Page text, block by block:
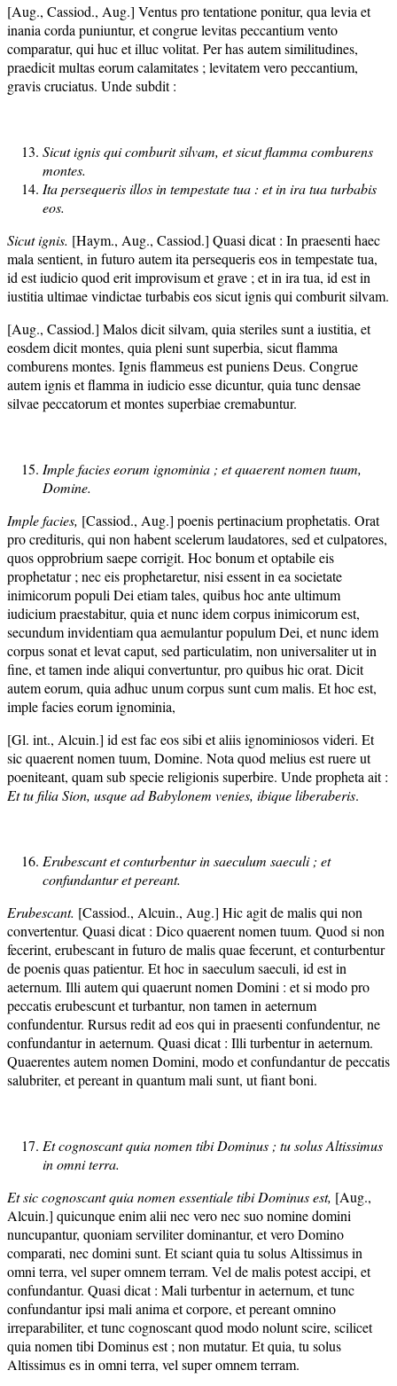
[Aug., Cassiod., Aug.] Ventus pro tentatione ponitur, qua levia et
inania corda puniuntur, et congrue levitas peccantium vento
comparatur, qui huc et illuc volitat. Per has autem similitudines,
praedicit multas eorum calamitates ; levitatem vero peccantium,
gravis cruciatus. Unde subdit :
Sicut ignis qui comburit silvam, et sicut flamma comburens
montes.
Ita persequeris illos in tempestate tua : et in ira tua turbabis
eos.
Sicut ignis. [Haym., Aug., Cassiod.] Quasi dicat : In praesenti haec
mala sentient, in futuro autem ita persequeris eos in tempestate tua,
id est iudicio quod erit improvisum et grave ; et in ira tua, id est in
iustitia ultimae vindictae turbabis eos sicut ignis qui comburit silvam.
[Aug., Cassiod.] Malos dicit silvam, quia steriles sunt a iustitia, et
eosdem dicit montes, quia pleni sunt superbia, sicut flamma
comburens montes. Ignis flammeus est puniens Deus. Congrue
autem ignis et flamma in iudicio esse dicuntur, quia tunc densae
silvae peccatorum et montes superbiae cremabuntur.
Imple facies eorum ignominia ; et quaerent nomen tuum,
Domine.
Imple facies, [Cassiod., Aug.] poenis pertinacium prophetatis. Orat
pro credituris, qui non habent scelerum laudatores, sed et culpatores,
quos opprobrium saepe corrigit. Hoc bonum et optabile eis
prophetatur ; nec eis prophetaretur, nisi essent in ea societate
inimicorum populi Dei etiam tales, quibus hoc ante ultimum
iudicium praestabitur, quia et nunc idem corpus inimicorum est,
secundum invidentiam qua aemulantur populum Dei, et nunc idem
corpus sonat et levat caput, sed particulatim, non universaliter ut in
fine, et tamen inde aliqui convertuntur, pro quibus hic orat. Dicit
autem eorum, quia adhuc unum corpus sunt cum malis. Et hoc est,
imple facies eorum ignominia,
[Gl. int., Alcuin.] id est fac eos sibi et aliis ignominiosos videri. Et
sic quaerent nomen tuum, Domine. Nota quod melius est ruere ut
poeniteant, quam sub specie religionis superbire. Unde propheta ait :
Et tu filia Sion, usque ad Babylonem venies, ibique liberaberis.
Erubescant et conturbentur in saeculum saeculi ; et
confundantur et pereant.
Erubescant. [Cassiod., Alcuin., Aug.] Hic agit de malis qui non
convertentur. Quasi dicat : Dico quaerent nomen tuum. Quod si non
fecerint, erubescant in futuro de malis quae fecerunt, et conturbentur
de poenis quas patientur. Et hoc in saeculum saeculi, id est in
aeternum. Illi autem qui quaerunt nomen Domini : et si modo pro
peccatis erubescunt et turbantur, non tamen in aeternum
confundentur. Rursus redit ad eos qui in praesenti confundentur, ne
confundantur in aeternum. Quasi dicat : Illi turbentur in aeternum.
Quaerentes autem nomen Domini, modo et confundantur de peccatis
salubriter, et pereant in quantum mali sunt, ut fiant boni.
Et cognoscant quia nomen tibi Dominus ; tu solus Altissimus
in omni terra.
Et sic cognoscant quia nomen essentiale tibi Dominus est, [Aug.,
Alcuin.] quicunque enim alii nec vero nec suo nomine domini
nuncupantur, quoniam serviliter dominantur, et vero Domino
comparati, nec domini sunt. Et sciant quia tu solus Altissimus in
omni terra, vel super omnem terram. Vel de malis potest accipi, et
confundantur. Quasi dicat : Mali turbentur in aeternum, et tunc
confundantur ipsi mali anima et corpore, et pereant omnino
irreparabiliter, et tunc cognoscant quod modo nolunt scire, scilicet
quia nomen tibi Dominus est ; non mutatur. Et quia, tu solus
Altissimus es in omni terra, vel super omnem terram.